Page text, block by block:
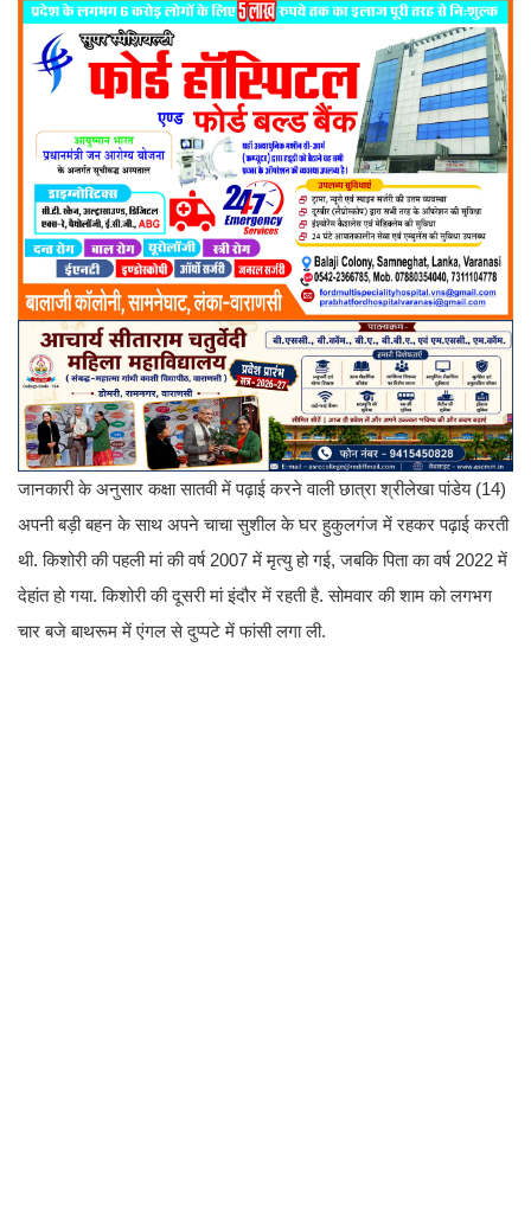
जानकारी के अनुसार कक्षा सातवी में पढ़ाई करने वाली छात्रा श्रीलेखा पांडेय (14)
अपनी बड़ी बहन के साथ अपने चाचा सुशील के घर हुकुलगंज में रहकर पढ़ाई करती
थी. किशोरी की पहली मां की वर्ष 2007 में मृत्यु हो गई, जबकि पिता का वर्ष 2022 में
देहांत हो गया. किशोरी की दूसरी मां इंदौर में रहती है. सोमवार की शाम को लगभग
चार बजे बाथरूम में एंगल से दुप्पटे में फांसी लगा ली.